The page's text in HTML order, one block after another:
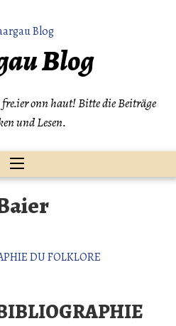
Blog
onn haut! Bitte die Beiträge
und Lesen.